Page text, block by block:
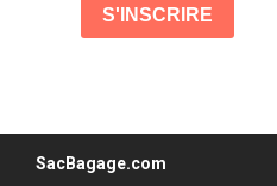
SacBagage.com